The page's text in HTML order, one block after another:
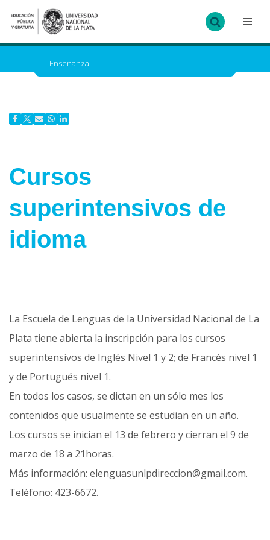
Ir
al
Enseñanza
Cursos
superintensivos de
idioma
La Escuela de Lenguas de la Universidad Nacional de La
Plata tiene abierta la inscripción para los cursos
superintensivos de Inglés Nivel 1 y 2; de Francés nivel 1
y de Portugués nivel 1.
En todos los casos, se dictan en un sólo mes los
contenidos que usualmente se estudian en un año.
Los cursos se inician el 13 de febrero y cierran el 9 de
marzo de 18 a 21horas.
Más información: elenguasunlpdireccion@gmail.com.
Teléfono: 423-6672.